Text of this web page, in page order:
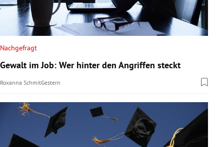
Nachgefragt
Gewalt im Job: Wer hinter den Angriffen steckt
Roxanna SchmitGestern